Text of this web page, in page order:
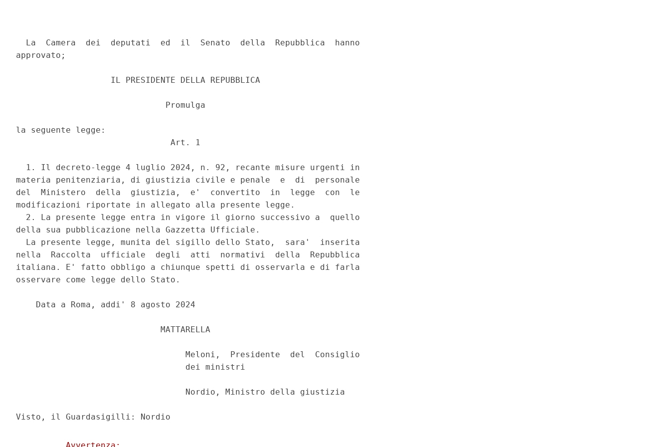
  La  Camera  dei  deputati  ed  il  Senato  della  Repubblica  hanno
approvato;
                   IL PRESIDENTE DELLA REPUBBLICA
                              Promulga
la seguente legge:
                               Art. 1
  1. Il decreto-legge 4 luglio 2024, n. 92, recante misure urgenti in
materia penitenziaria, di giustizia civile e penale  e  di  personale
del  Ministero  della  giustizia,  e'  convertito  in  legge  con  le
modificazioni riportate in allegato alla presente legge.
  2. La presente legge entra in vigore il giorno successivo a  quello
della sua pubblicazione nella Gazzetta Ufficiale.
  La presente legge, munita del sigillo dello Stato,  sara'  inserita
nella  Raccolta  ufficiale  degli  atti  normativi  della  Repubblica
italiana. E' fatto obbligo a chiunque spetti di osservarla e di farla
osservare come legge dello Stato.
    Data a Roma, addi' 8 agosto 2024
                             MATTARELLA
                                  Meloni,  Presidente  del  Consiglio
                                  dei ministri
                                  Nordio, Ministro della giustizia